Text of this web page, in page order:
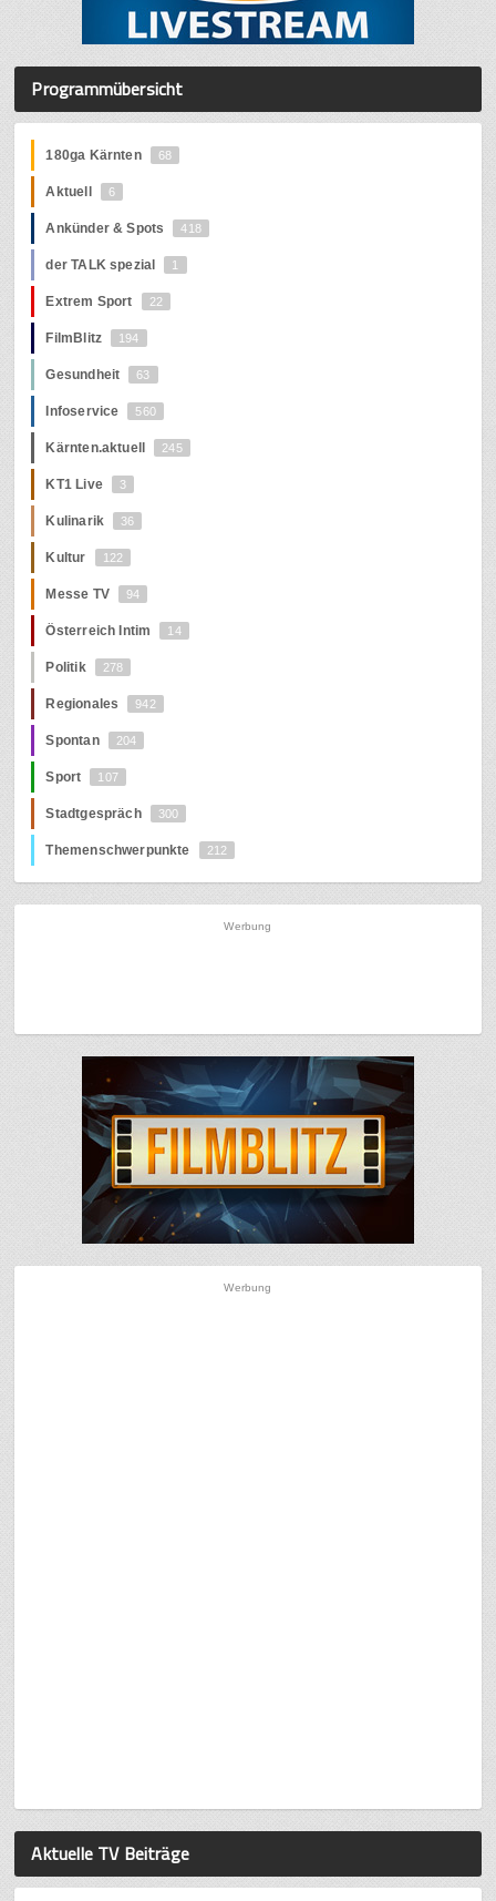
Programmübersicht
180ga Kärnten 68
Aktuell 6
Ankünder & Spots 418
der TALK spezial 1
Extrem Sport 22
FilmBlitz 194
Gesundheit 63
Infoservice 560
Kärnten.aktuell 245
KT1 Live 3
Kulinarik 36
Kultur 122
Messe TV 94
Österreich Intim 14
Politik 278
Regionales 942
Spontan 204
Sport 107
Stadtgespräch 300
Themenschwerpunkte 212
Werbung
Werbung
Aktuelle TV Beiträge